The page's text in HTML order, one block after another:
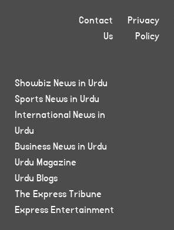
Privacy
Policy
Contact
Us
Showbiz News in Urdu
Sports News in Urdu
International News in
Urdu
Business News in Urdu
Urdu Magazine
Urdu Blogs
The Express Tribune
Express Entertainment